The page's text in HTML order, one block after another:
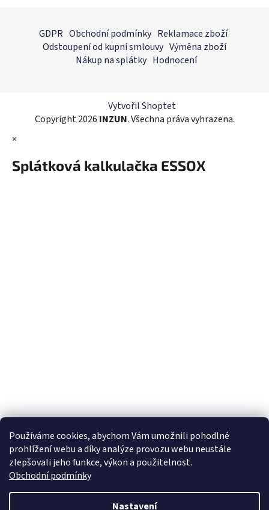
Používáme cookies, abychom Vám umožnili pohodlné
prohlížení webu a díky analýze provozu webu neustále
zlepšovali jeho funkce, výkon a použitelnost.
Obchodní podmínky
Nastavení
d
a
c
r
v
v
ý
GDPR Obchodní podmínky Reklamace zboží
Odstoupení od kupní smlouvy Výměna zboží
Nákup na splátky Hodnocení
Vytvořil Shoptet
Copyright 2026 INZUN. Všechna práva vyhrazena.
×
Splátková kalkulačka ESSOX